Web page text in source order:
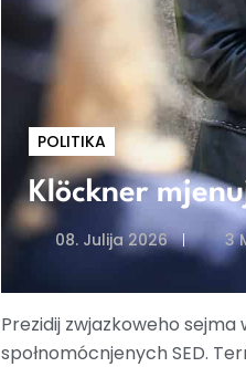
POLITIKA
Klöckner
08. Julija 2026 3
Prezidij zwjazkoweho
społnomócnjenych SED.